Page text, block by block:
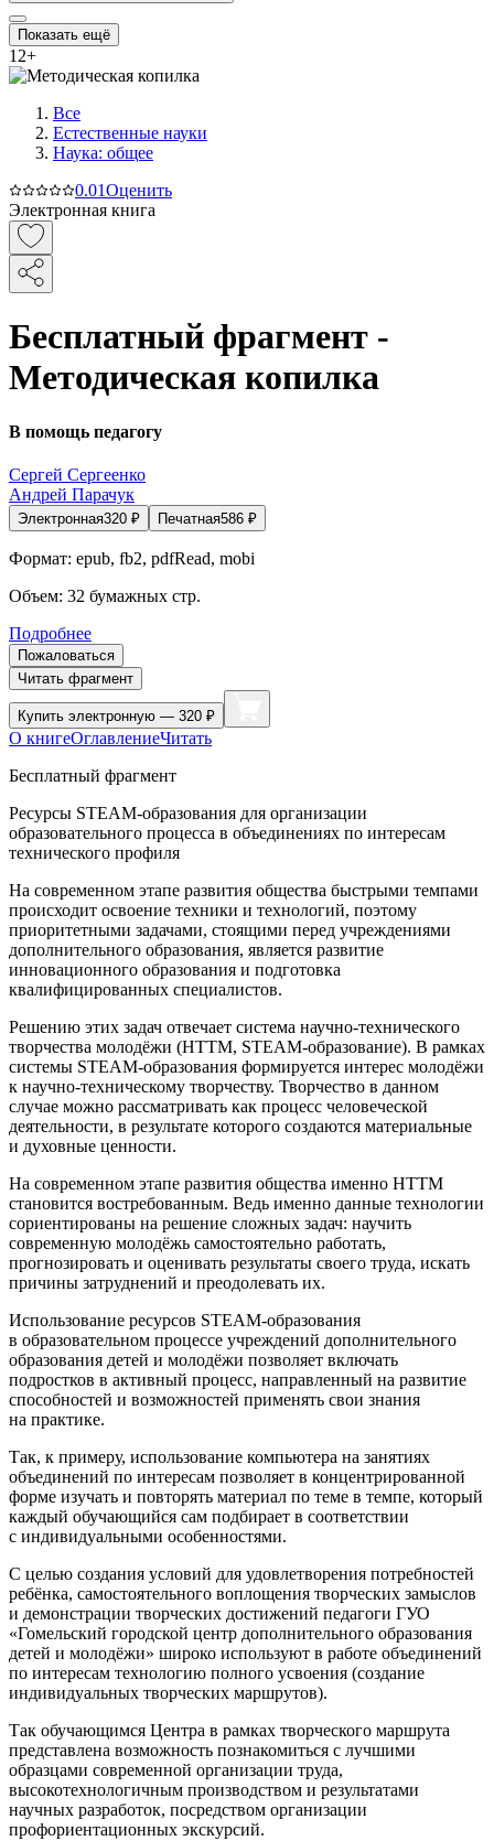
Показать ещё
12+
Все
Естественные науки
Наука: общее
0.01Оценить
Электронная книга
Бесплатный фрагмент -
Методическая копилка
В помощь педагогу
Сергей Сергеенко
Андрей Парачук
Электронная320 ₽ Печатная586 ₽
Формат: epub, fb2, pdfRead, mobi
Объем: 32 бумажных стр.
Подробнее
Пожаловаться
Читать фрагмент
Купить электронную — 320 ₽
О книгеОглавлениеЧитать
Бесплатный фрагмент
Ресурсы STEAM-образования для организации
образовательного процесса в объединениях по интересам
технического профиля
На современном этапе развития общества быстрыми темпами
происходит освоение техники и технологий, поэтому
приоритетными задачами, стоящими перед учреждениями
дополнительного образования, является развитие
инновационного образования и подготовка
квалифицированных специалистов.
Решению этих задач отвечает система научно-технического
творчества молодёжи (НТТМ, STEAM-образование). В рамках
системы STEAM-образования формируется интерес молодёжи
к научно-техническому творчеству. Творчество в данном
случае можно рассматривать как процесс человеческой
деятельности, в результате которого создаются материальные
и духовные ценности.
На современном этапе развития общества именно НТТМ
становится востребованным. Ведь именно данные технологии
сориентированы на решение сложных задач: научить
современную молодёжь самостоятельно работать,
прогнозировать и оценивать результаты своего труда, искать
причины затруднений и преодолевать их.
Использование ресурсов STEAM-образования
в образовательном процессе учреждений дополнительного
образования детей и молодёжи позволяет включать
подростков в активный процесс, направленный на развитие
способностей и возможностей применять свои знания
на практике.
Так, к примеру, использование компьютера на занятиях
объединений по интересам позволяет в концентрированной
форме изучать и повторять материал по теме в темпе, который
каждый обучающийся сам подбирает в соответствии
с индивидуальными особенностями.
С целью создания условий для удовлетворения потребностей
ребёнка, самостоятельного воплощения творческих замыслов
и демонстрации творческих достижений педагоги ГУО
«Гомельский городской центр дополнительного образования
детей и молодёжи» широко используют в работе объединений
по интересам технологию полного усвоения (создание
индивидуальных творческих маршрутов).
Так обучающимся Центра в рамках творческого маршрута
представлена возможность познакомиться с лучшими
образцами современной организации труда,
высокотехнологичным производством и результатами
научных разработок, посредством организации
профориентационных экскурсий.